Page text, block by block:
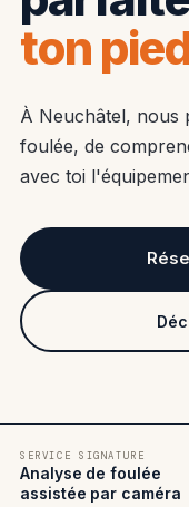
ton
À Neuchâtel, nous
foulée, de
avec toi
SERVICE SIGNATURE
Analyse de foulée
assistée par caméra